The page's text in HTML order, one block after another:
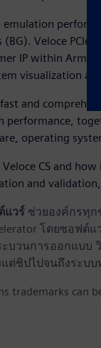
emulation
Veloce PCIe
IP within Arm
visualization
fast and
performance,
operating
CS and
and
แวร์ ช่วยองค์กรทุก
โดยซอฟ
บวนการออกแบบ
ต่ชิปไปจนถึงระบ
trademarks can